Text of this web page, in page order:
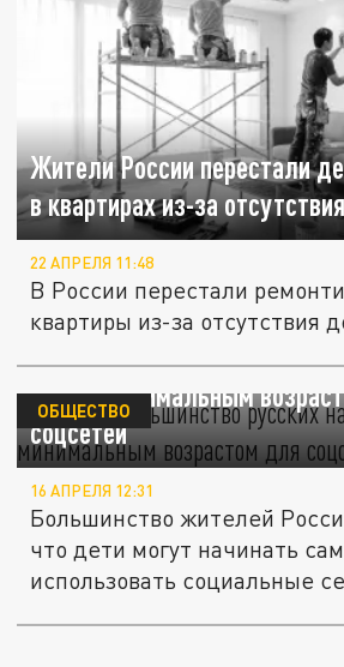
Жители России перестали
в квартирах из-за
22 АПРЕЛЯ 11:48
В России перестали
квартиры из-за отсутствия
ВЦИОМ: Большинство
15 лет минимальным
соцсетей
ОБЩЕСТВО
16 АПРЕЛЯ 12:31
Большинство жителей
что дети могут начинать
использовать социальные